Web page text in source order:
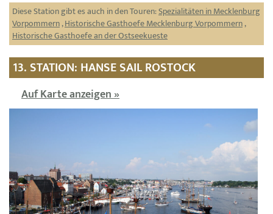
Diese Station gibt es auch in den Touren:Spezialitäten in Mecklenburg
Vorpommern,Historische Gasthoefe Mecklenburg Vorpommern,
Historische Gasthoefe an der Ostseekueste
13. STATION: HANSE SAIL ROSTOCK
Auf Karte anzeigen »